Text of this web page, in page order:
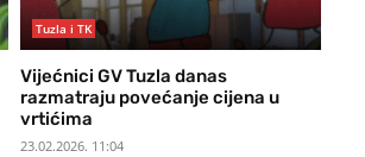
Tuzla i TK
Vijećnici GV Tuzla danas
razmatraju povećanje cijena u
vrtićima
23.02.2026. 11:04